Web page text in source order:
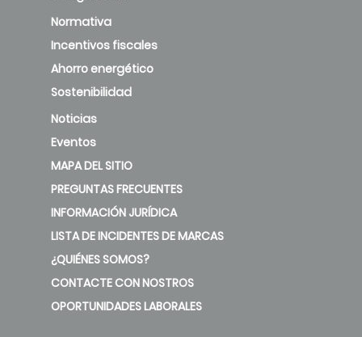
Normativa
Incentivos fiscales
Ahorro energético
Sostenibilidad
Noticias
Eventos
MAPA DEL SITIO
PREGUNTAS FRECUENTES
INFORMACIÓN JURÍDICA
LISTA DE INCIDENTES DE MARCAS
¿QUIÉNES SOMOS?
CONTACTE CON NOSTROS
OPORTUNIDADES LABORALES